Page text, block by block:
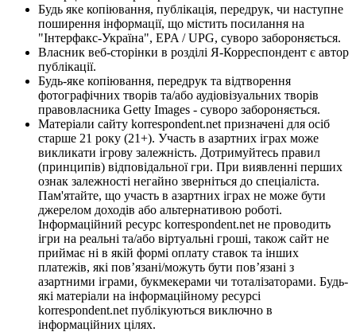
Будь яке копіювання, публікація, передрук, чи наступне
поширення інформації, що містить посилання на
"Інтерфакс-Україна", EPA / UPG, суворо забороняється.
Власник веб-сторінки в розділі Я-Корреспондент є автор
публікації.
Будь-яке копіювання, передрук та відтворення
фотографічних творів та/або аудіовізуальних творів
правовласника Getty Images - суворо забороняється.
Матеріали сайту korrespondent.net призначені для осіб
старше 21 року (21+). Участь в азартних іграх може
викликати ігрову залежність. Дотримуйтесь правил
(принципів) відповідальної гри. При виявленні перших
ознак залежності негайно зверніться до спеціаліста.
Пам'ятайте, що участь в азартних іграх не може бути
джерелом доходів або альтернативою роботі.
Інформаційний ресурс korrespondent.net не проводить
ігри на реальні та/або віртуальні гроші, також сайт не
приймає ні в якій формі оплату ставок та інших
платежів, які пов’язані/можуть бути пов’язані з
азартними іграми, букмекерами чи тоталізаторами. Будь-
які матеріали на інформаційному ресурсі
korrespondent.net публікуються виключно в
інформаційних цілях.